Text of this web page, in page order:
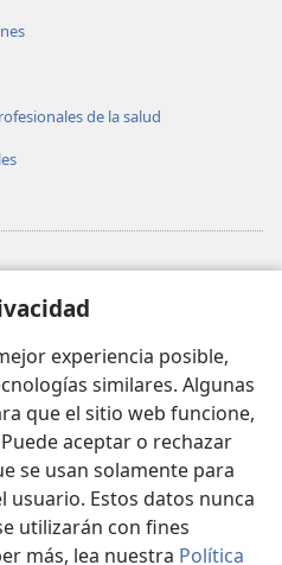
experiencia posible,
similares. Algunas
que el sitio web funcione,
aceptar o rechazar
se usan solamente para
usuario. Estos datos nunca
utilizarán con fines
más, lea nuestra Política
de la salud